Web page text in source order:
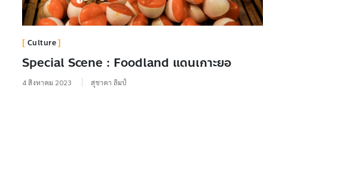
Culture
Special Scene : Foodland แดนเกาะยอ
4 สิงหาคม 2023 สุชาดา ลิมป์